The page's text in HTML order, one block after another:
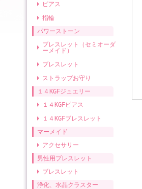
ピアス
指輪
パワーストーン
ブレスレット（セミオーダ
ーメイド）
ブレスレット
ストラップお守り
１４KGFジュエリー
１４KGFピアス
１４KGFブレスレット
マーメイド
アクセサリー
男性用ブレスレット
ブレスレット
浄化、水晶クラスター